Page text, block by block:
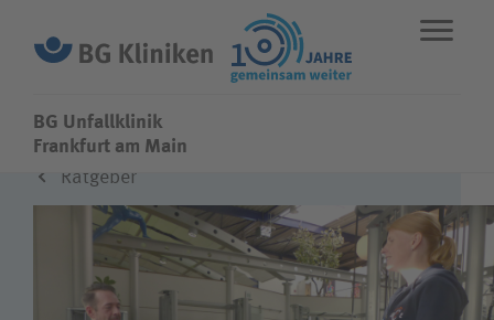
BG Unfallklinik
STANDORTE ENGLISHNOTFALL
Fachbereiche
BG Unfallklinik
Frankfurt am Main
Ratgeber